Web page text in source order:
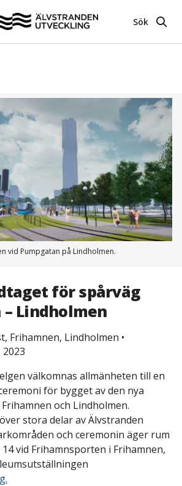
Sök
vid Pumpgatan på Lindholmen.
för spårväg
Lindholmen
Frihamnen, Lindholmen •
välkomnas allmänheten till en
för bygget av den nya
och Lindholmen.
stora delar av Älvstranden
och ceremonin äger rum
vid Frihamnsporten i Frihamnen,